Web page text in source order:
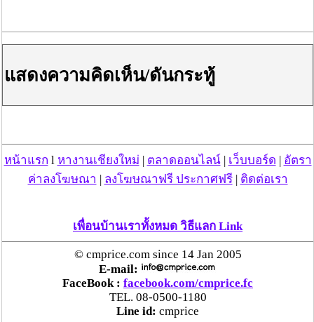
บ้านแจ้งพบถุงพลาสติกพันเทปสีดำต้องสงสัยในสวน
“ลาว” ส่ง “24 คนไทย” กลับประเทศผ่านด่าน
เชียงของ เพื่อดำเนินการตามกฎหมาย พบส่วนใหญ่มี
“ตรีนุช” เปิดตัวระบบ “e-WorkPermit” ลงทะเบียน
แรงงานต่างด้าวออนไลน์ ให้บริการ 24 ชั่วโมงทั่ว
ประเทศ เริ่ม 13 ต.ค. นี้
คพ. เผยผลตรวจคุณภาพน้ำแม่น้ำกก-แม่น้ำสาย-
แม่น้ำรวก-แม่น้ำโขง พื้นที่เชียงใหม่-เชียงราย ครั้งที่
แสดงความคิดเห็น/ดันกระทู้
หน้าแรก l หางานเชียงใหม่ | ตลาดออนไลน์| เว็บบอร์ด | อัตรา
ค่าลงโฆษณา | ลงโฆษณาฟรี ประกาศฟรี| ติดต่อเรา
เพื่อนบ้านเราทั้งหมด วิธีแลก Link
© cmprice.com since 14 Jan 2005
E-mail:
FaceBook : facebook.com/cmprice.fc
TEL. 08-0500-1180
Line id: cmprice